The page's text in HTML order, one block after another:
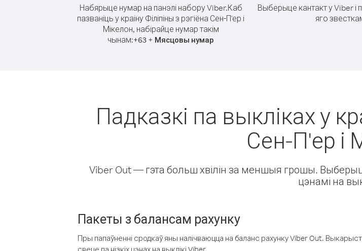
Набярыце нумар на панэлі набору Viber.Каб
пазваніць у краіну Філіпіны з рэгіёна Сен-П'ер і
Мікелон, набірайце нумар такім
чынам:+63 + Мясцовы нумар
Выберыце кантакт у Viber і
яго
Падказкі па выкліках у
Сен-П'ер і
Viber Out — гэта больш хвілін за меншыя грошы.
цэнамі на
Пакеты з балансам рахунку
Пры папаўненні сродкаў яны налічваюцца на баланс рахунку Viber Out.